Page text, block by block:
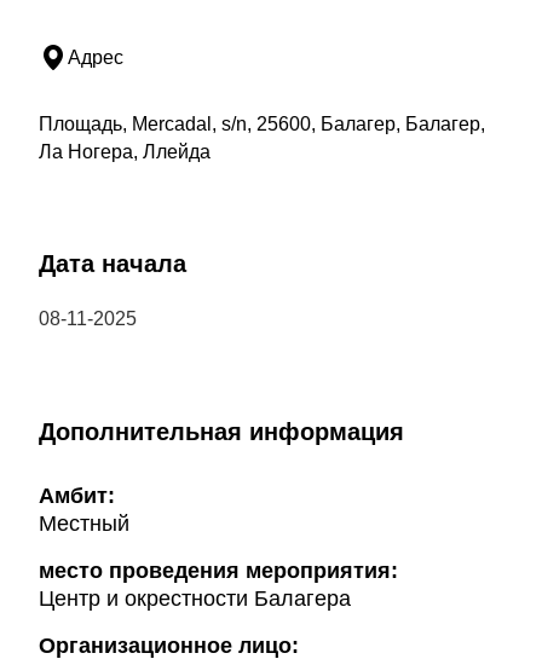
Адрес
Площадь, Mercadal, s/n, 25600, Балагер, Балагер,
Ла Ногера, Ллейда
Дата начала
08-11-2025
Дополнительная информация
Амбит:
Местный
место проведения мероприятия:
Центр и окрестности Балагера
Организационное лицо: